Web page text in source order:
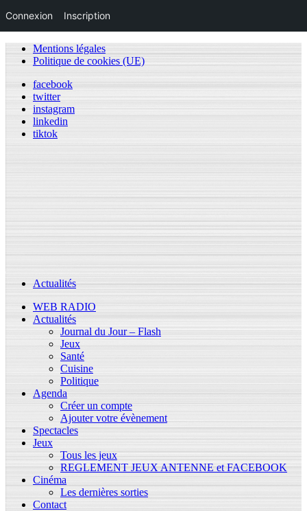
Mentions légales
Politique de cookies (UE)
facebook
twitter
instagram
linkedin
tiktok
Actualités
WEB RADIO
Actualités
Journal du Jour – Flash
Jeux
Santé
Cuisine
Politique
Agenda
Créer un compte
Ajouter votre évènement
Spectacles
Jeux
Tous les jeux
REGLEMENT JEUX ANTENNE et FACEBOOK
Cinéma
Les dernières sorties
Contact
Connexion Inscription